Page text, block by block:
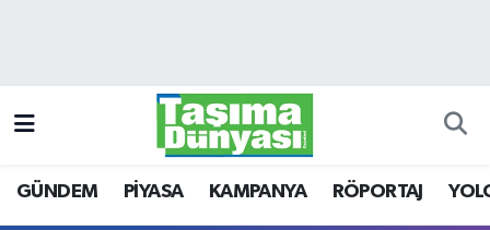
GÜNDEM PİYASA KAMPANYA RÖPORTAJ
KAMPANYA
Trafik Durumu
Süper Lig Puan Durumu ve Fikstür